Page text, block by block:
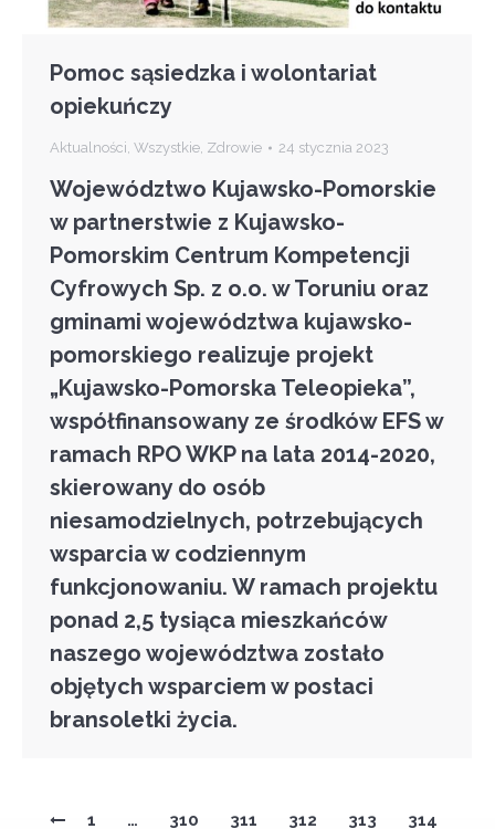
Pomoc sąsiedzka i wolontariat
opiekuńczy
Aktualności, Wszystkie, Zdrowie 24 stycznia 2023
Województwo Kujawsko-Pomorskie
w partnerstwie z Kujawsko-
Pomorskim Centrum Kompetencji
Cyfrowych Sp. z o.o. w Toruniu oraz
gminami województwa kujawsko-
pomorskiego realizuje projekt
„Kujawsko-Pomorska Teleopieka”,
współfinansowany ze środków EFS w
ramach RPO WKP na lata 2014-2020,
skierowany do osób
niesamodzielnych, potrzebujących
wsparcia w codziennym
funkcjonowaniu. W ramach projektu
ponad 2,5 tysiąca mieszkańców
naszego województwa zostało
objętych wsparciem w postaci
bransoletki życia.
1 … 310 311 312 313 314